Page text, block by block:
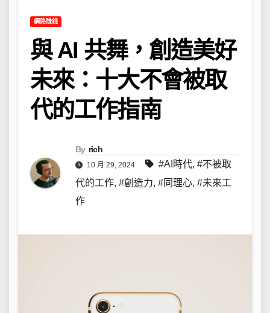
網路賺錢
與 AI 共舞，創造美好
未來：十大不會被取
代的工作指南
By rich
10 月 29, 2024 #AI時代, #不被取
代的工作, #創造力, #同理心, #未來工
作